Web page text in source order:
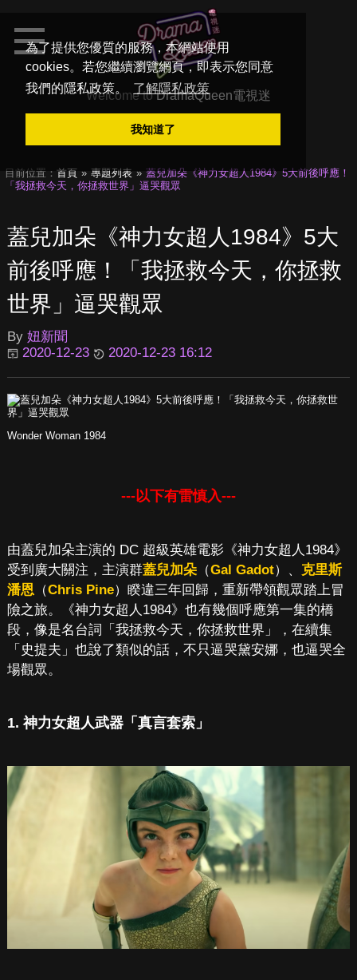
為了提供您優質的服務，本網站使用
cookies。若您繼續瀏覽網頁，即表示您同意
我們的隱私政策。
了解隱私政策
我知道了
Welcome toDramaQueen電視迷
目前位置： 首頁 專題列表
蓋兒加朵《神力女超人1984》5大前後呼應！
「我拯救今天，你拯救世界」逼哭觀眾
蓋兒加朵《神力女超人1984》5大
前後呼應！「我拯救今天，你拯救
世界」逼哭觀眾
By 妞新聞
2020-12-23
2020-12-23 16:12
Wonder Woman 1984
---以下有雷慎入---
由蓋兒加朵主演的 DC 超級英雄電影《神力女超人1984》
受到廣大關注，主演群蓋兒加朵（Gal Gadot）、 克里斯
潘恩 （Chris Pine）睽違三年回歸，重新帶領觀眾踏上冒
險之旅。《神力女超人1984》也有幾個呼應第一集的橋
段，像是名台詞「我拯救今天，你拯救世界」，在續集
「史提夫」也說了類似的話，不只逼哭黛安娜，也逼哭全
場觀眾。
1. 神力女超人武器「真言套索」